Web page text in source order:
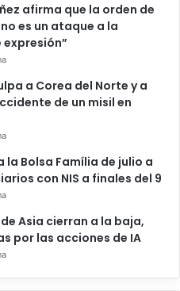
afirma que la orden de
es un ataque a la
a Corea del Norte y a
de un misil en
la Bolsa Família de julio a
con NIS a finales del 9
Asia cierran a la baja,
por las acciones de IA